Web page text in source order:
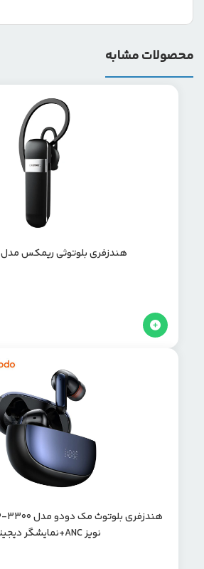
محصولات مشابه
هندزفری بلوتوثی ریمکس مدل RB-T36
نویز ANC+نمایشگر دیجیتال